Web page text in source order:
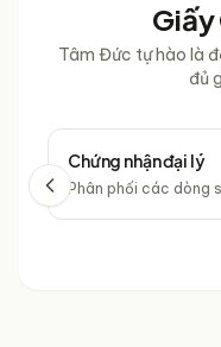
Giấy
Tâm Đức tự hào là
đủ
Chứng nhận đại lý
Phân phối các dòng